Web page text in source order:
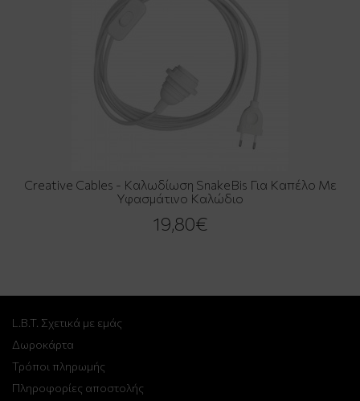
Creative Cables - Καλωδίωση SnakeBis Για Καπέλο Με
Υφασμάτινο Καλώδιο
19,80€
L.B.T. Σχετικά με εμάς
Δωροκάρτα
Τρόποι πληρωμής
Πληροφορίες αποστολής